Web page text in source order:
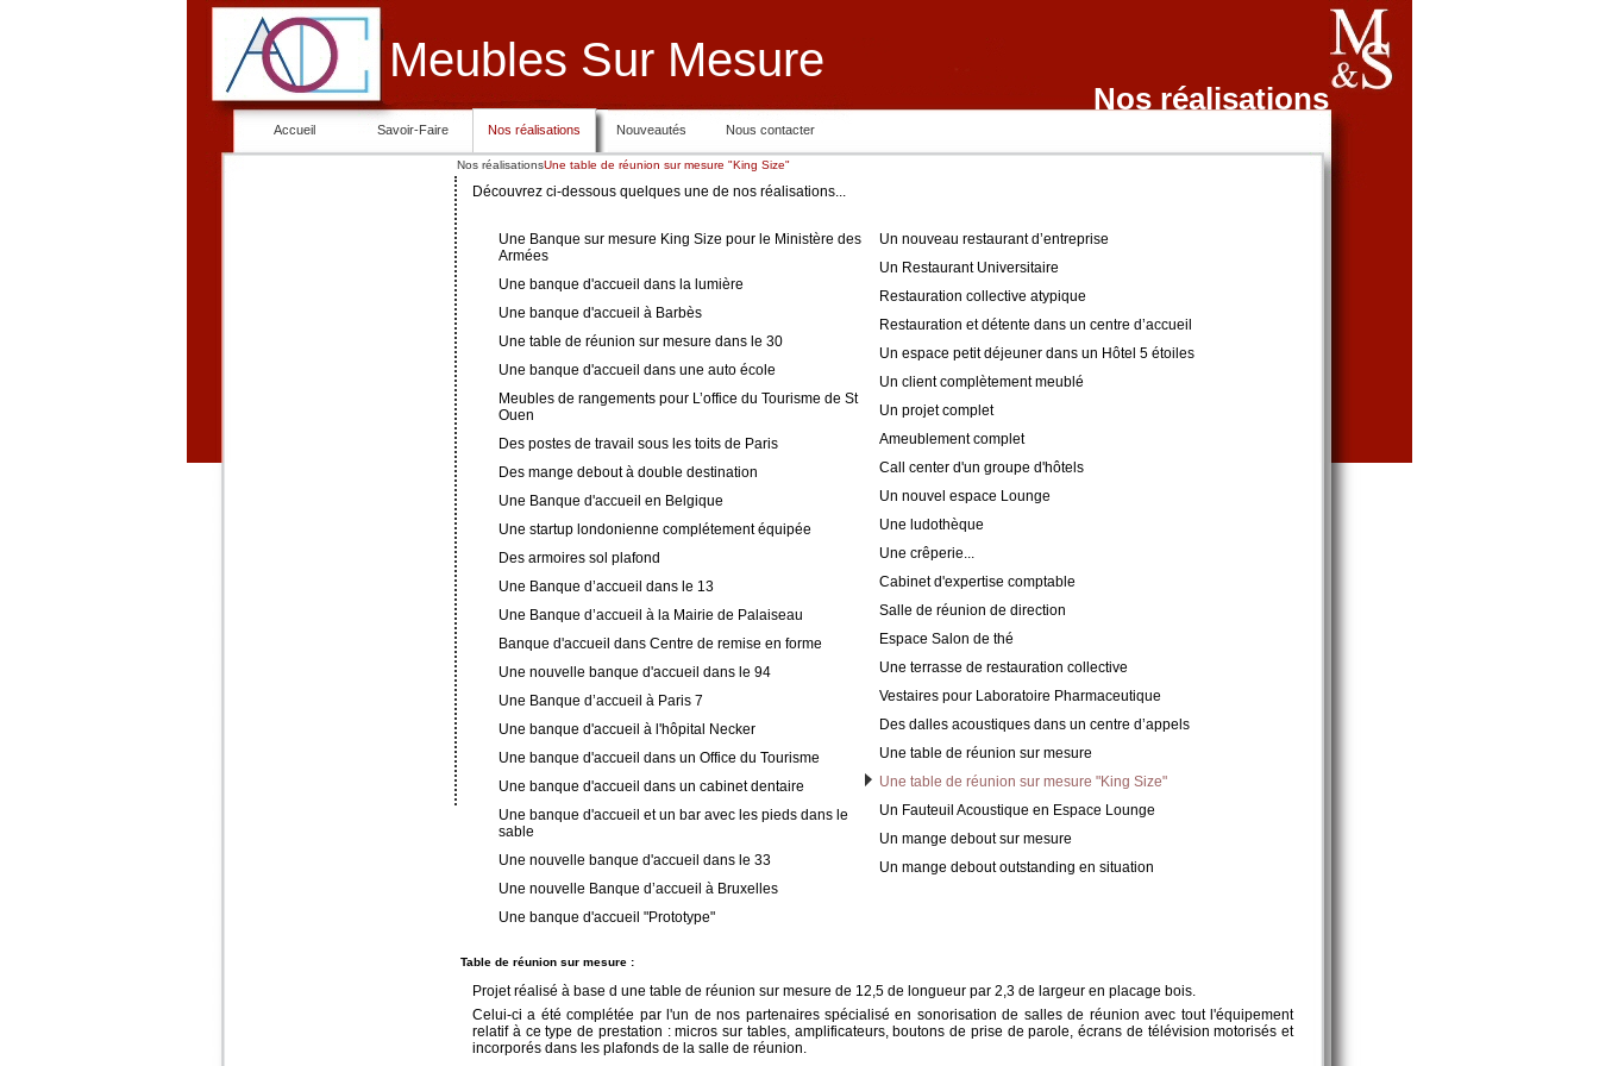
Meubles Sur Mesure
Nos réalisations
Accueil Savoir-Faire Nos réalisations Nouveautés Nous contacter
Nos réalisationsUne table de réunion sur mesure "King Size"
Découvrez ci-dessous quelques une de nos réalisations...
Une Banque sur mesure King Size pour le Ministère des
Armées
Une banque d'accueil dans la lumière
Une banque d'accueil à Barbès
Une table de réunion sur mesure dans le 30
Une banque d'accueil dans une auto école
Meubles de rangements pour L’office du Tourisme de St
Ouen
Des postes de travail sous les toits de Paris
Des mange debout à double destination
Une Banque d'accueil en Belgique
Une startup londonienne complétement équipée
Des armoires sol plafond
Une Banque d’accueil dans le 13
Une Banque d’accueil à la Mairie de Palaiseau
Banque d'accueil dans Centre de remise en forme
Une nouvelle banque d'accueil dans le 94
Une Banque d’accueil à Paris 7
Une banque d'accueil à l'hôpital Necker
Une banque d'accueil dans un Office du Tourisme
Une banque d'accueil dans un cabinet dentaire
Une banque d'accueil et un bar avec les pieds dans le
sable
Une nouvelle banque d'accueil dans le 33
Une nouvelle Banque d’accueil à Bruxelles
Une banque d'accueil "Prototype"
Un nouveau restaurant d’entreprise
Un Restaurant Universitaire
Restauration collective atypique
Restauration et détente dans un centre d’accueil
Un espace petit déjeuner dans un Hôtel 5 étoiles
Un client complètement meublé
Un projet complet
Ameublement complet
Call center d'un groupe d'hôtels
Un nouvel espace Lounge
Une ludothèque
Une crêperie...
Cabinet d'expertise comptable
Salle de réunion de direction
Espace Salon de thé
Une terrasse de restauration collective
Vestaires pour Laboratoire Pharmaceutique
Des dalles acoustiques dans un centre d’appels
Une table de réunion sur mesure
Une table de réunion sur mesure "King Size"
Un Fauteuil Acoustique en Espace Lounge
Un mange debout sur mesure
Un mange debout outstanding en situation
Table de réunion sur mesure :
Projet réalisé à base d une table de réunion sur mesure de 12,5 de longueur par 2,3 de largeur en placage bois.
Celui-ci a été complétée par l'un de nos partenaires spécialisé en sonorisation de salles de réunion avec tout l'équipement
relatif à ce type de prestation : micros sur tables, amplificateurs, boutons de prise de parole, écrans de télévision motorisés et
incorporés dans les plafonds de la salle de réunion.